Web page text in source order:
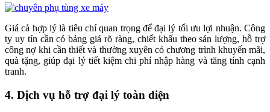
Giá cả hợp lý là tiêu chí quan trọng để đại lý tối ưu lợi nhuận. Công
ty uy tín cần có bảng giá rõ ràng, chiết khấu theo sản lượng, hỗ trợ
công nợ khi cần thiết và thường xuyên có chương trình khuyến mãi,
quà tặng, giúp đại lý tiết kiệm chi phí nhập hàng và tăng tính cạnh
tranh.
4. Dịch vụ hỗ trợ đại lý toàn diện